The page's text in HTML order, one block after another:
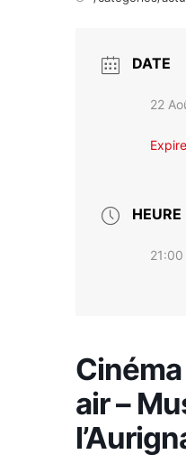
DATE
22
HEURE
air –